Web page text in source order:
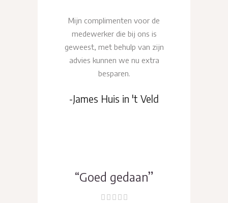
Mijn complimenten voor de
medewerker die bij ons is
geweest, met behulp van zijn
advies kunnen we nu extra
besparen.
-James Huis in 't Veld
“Goed gedaan”